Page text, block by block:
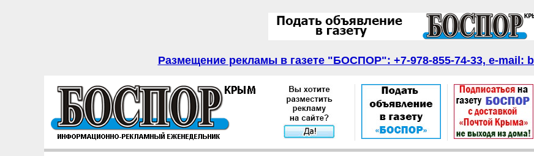
Размещение рекламы в газете "БОСПОР": +7-978-855-74-33, e-mail: